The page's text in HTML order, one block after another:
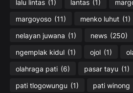
lalu lintas (1) lantas (1)
margoyoso (11) menko luhut (1)
nelayan juwana (1) news (250)
ngemplak kidul (1) ojol (1)
olahraga pati (6) pasar tayu (1)
pati tlogowungu (1) pati winong